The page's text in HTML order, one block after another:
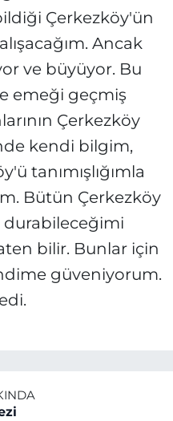
Çerkezköy'ün
Ancak
ve büyüyor. Bu
emeği geçmiş
Çerkezköy
kendi bilgim,
tanımışlığımla
Bütün Çerkezköy
durabileceğimi
bilir. Bunlar için
güveniyorum.